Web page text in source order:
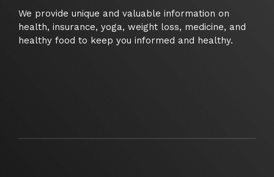
We provide unique and valuable information on
health, insurance, yoga, weight loss, medicine, and
healthy food to keep you informed and healthy.